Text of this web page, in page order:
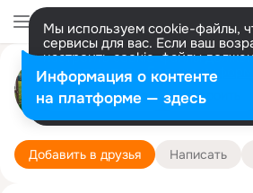
Мы используем cookie-файлы,
сервисы для вас. Если ваш
настроить cookie-файлы
представитель. Больше
Разрешить все Настроить
Мария Синицкая
Оренбург 5 июля (47
Подробнее
Добавить в друзья Написать
Информация о контенте
на платформе — здесь